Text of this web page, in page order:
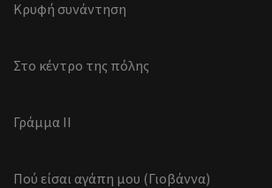
Κρυφή συνάντηση
Στο κέντρο της πόλης
Γράμμα ΙΙ
Πού είσαι αγάπη μου (Γιοβάννα)